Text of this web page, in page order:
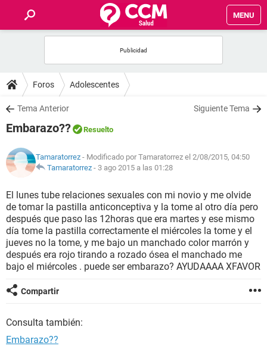
MENU
FOROS
SALUD
NUTRICIÓN
BIENESTAR
SEXUALIDAD
GLOSARIO
Foros Adolescentes
Tema Anterior Siguiente Tema
Embarazo?? Resuelto
Tamaratorrez - Modificado por Tamaratorrez el 2/08/2015, 04:50
Tamaratorrez - 3 ago 2015 a las 01:28
El lunes tube relaciones sexuales con mi novio y me olvide
de tomar la pastilla anticonceptiva y la tome al otro día pero
después que paso las 12horas que era martes y ese mismo
día tome la pastilla correctamente el miércoles la tome y el
jueves no la tome, y me bajo un manchado color marrón y
después era rojo tirando a rozado ósea el manchado me
bajo el miércoles . puede ser embarazo? AYUDAAAA XFAVOR
Compartir
Consulta también:
Embarazo??